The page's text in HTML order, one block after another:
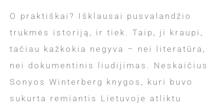
O praktiškai? Išklausai pusvalandžio
trukmės istoriją, ir tiek. Taip, ji kraupi,
tačiau kažkokia negyva – nei literatūra,
nei dokumentinis liudijimas. Neskaičius
Sonyos Winterberg knygos, kuri buvo
sukurta remiantis Lietuvoje atliktu